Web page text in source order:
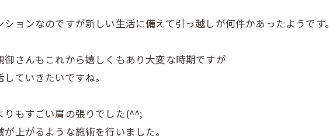
ョンなのですが新しい生活に備えて引っ越しが何件かあったようです。
さんもこれから嬉しくもあり大変な時期ですが
ていきたいですね。
りもすごい肩の張りでした(^^;
上がるような施術を行いました。